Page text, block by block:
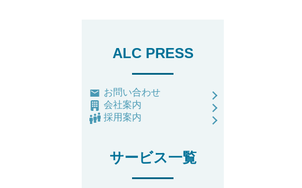
ALC PRESS
お問い合わせ
会社案内
採用案内
サービス一覧